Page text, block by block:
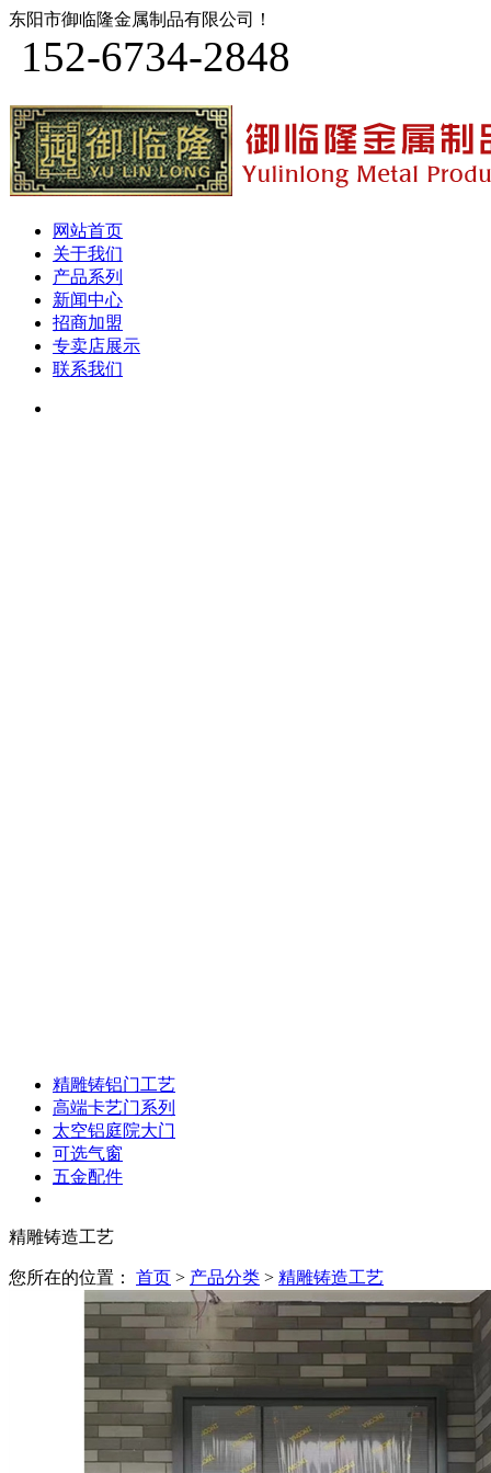
东阳市御临隆金属制品有限公司！
152-6734-2848
网站首页
关于我们
产品系列
新闻中心
招商加盟
专卖店展示
联系我们
精雕铸铝门工艺
高端卡艺门系列
太空铝庭院大门
可选气窗
五金配件
精雕铸造工艺
您所在的位置： 首页 > 产品分类 > 精雕铸造工艺